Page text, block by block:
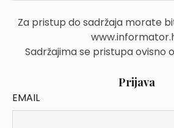
Za pristup do sadržaja morate
Sadržajima se pristupa ovisno
Prijava
EMAIL